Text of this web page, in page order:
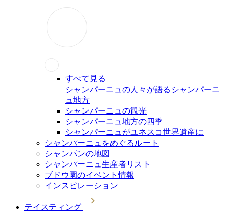
すべて見る
シャンパーニュの人々が語るシャンパーニ
ュ地方
シャンパーニュの観光
シャンパーニュ地方の四季
シャンパーニュがユネスコ世界遺産に
シャンパーニュをめぐるルート
シャンパンの地図
シャンパーニュ生産者リスト
ブドウ園のイベント情報
インスピレーション
テイスティング